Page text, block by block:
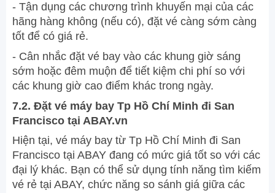
- Tận dụng các chương trình khuyến mại của các
hãng hàng không (nếu có), đặt vé càng sớm càng
tốt để có giá rẻ.
- Cân nhắc đặt vé bay vào các khung giờ sáng
sớm hoặc đêm muộn để tiết kiệm chi phí so với
các khung giờ cao điểm khác trong ngày.
7.2. Đặt vé máy bay Tp Hồ Chí Minh đi San
Francisco tại ABAY.vn
Hiện tại, vé máy bay từ Tp Hồ Chí Minh đi San
Francisco tại ABAY đang có mức giá tốt so với các
đại lý khác. Bạn có thể sử dụng tính năng tìm kiếm
vé rẻ tại ABAY, chức năng so sánh giá giữa các